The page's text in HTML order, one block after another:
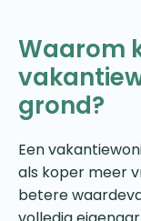
Waarom
grond?
Een
als koper meer
betere